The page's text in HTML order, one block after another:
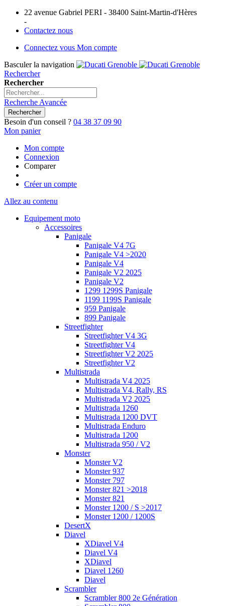
22 avenue Gabriel PERI - 38400 Saint-Martin-d'Hères
-
Contactez nous
Connectez vous Mon compte
Basculer la navigation
Rechercher
Rechercher
Recherche Avancée
Rechercher
Besoin d'un conseil ? 04 38 37 09 90
Mon panier
Mon compte
Connexion
Comparer
Créer un compte
Allez au contenu
Equipement moto
Accessoires
Panigale
Panigale V4 7G
Panigale V4 >2020
Panigale V4
Panigale V2 2025
Panigale V2
1299 1299S Panigale
1199 1199S Panigale
959 Panigale
899 Panigale
Streetfighter
Streetfighter V4 3G
Streetfighter V4
Streetfighter V2 2025
Streetfighter V2
Multistrada
Multistrada V4 2025
Multistrada V4, Rally, RS
Multistrada V2 2025
Multistrada 1260
Multistrada 1200 DVT
Multistrada Enduro
Multistrada 1200
Multistrada 950 / V2
Monster
Monster V2
Monster 937
Monster 797
Monster 821 >2018
Monster 821
Monster 1200 / S >2017
Monster 1200 / 1200S
DesertX
Diavel
XDiavel V4
Diavel V4
XDiavel
Diavel 1260
Diavel
Scrambler
Scrambler 800 2e Génération